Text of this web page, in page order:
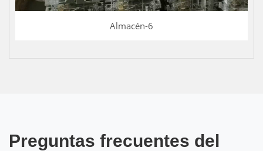
Almacén-6
Preguntas frecuentes del